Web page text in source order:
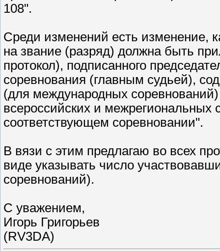
108".
Среди изменений есть изменение,
на звание (разряд) должна быть
протокол), подписанного
соревнования (главным судьей),
(для международных
всероссийских и межрегиональных
соответствующем соревновании".
В вязи с этим предлагаю во всех
виде указывать число
соревнований).
С уважением,
Игорь Григорьев
(RV3DA)